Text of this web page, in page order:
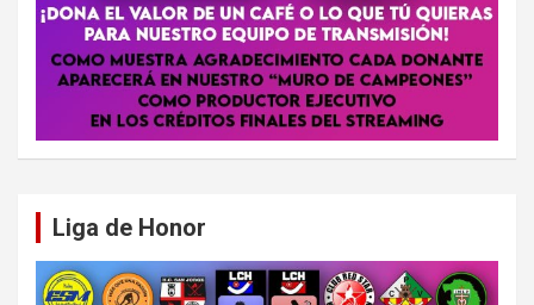
Liga de Honor